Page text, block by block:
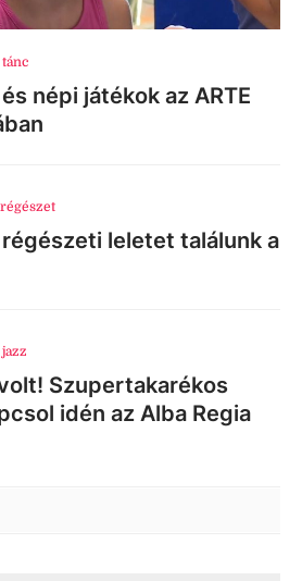
tánc
népi játékok az ARTE
régészet
leletet találunk a
jazz
Szupertakarékos
idén az Alba Regia